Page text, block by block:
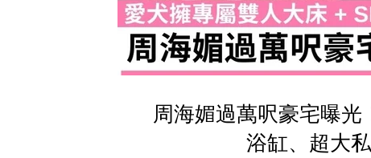
周海媚過萬呎豪宅曝
浴缸、超大